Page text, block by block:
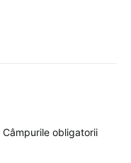
Câmpurile obligatorii